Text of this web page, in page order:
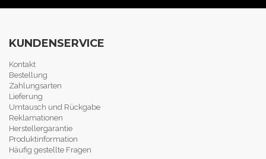
KUNDENSERVICE
Kontakt
Bestellung
Zahlungsarten
Lieferung
Umtausch und Rückgabe
Reklamationen
Herstellergarantie
Produktinformation
Häufig gestellte Fragen